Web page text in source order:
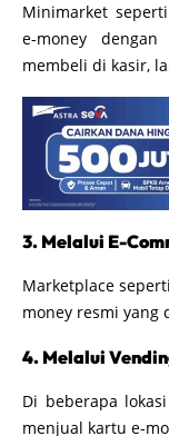
Minimarket
e-money
membeli di kasir,
3. Melalui E-
Marketplace
money resmi yang
4. Melalui
Di beberapa
menjual kartu e-